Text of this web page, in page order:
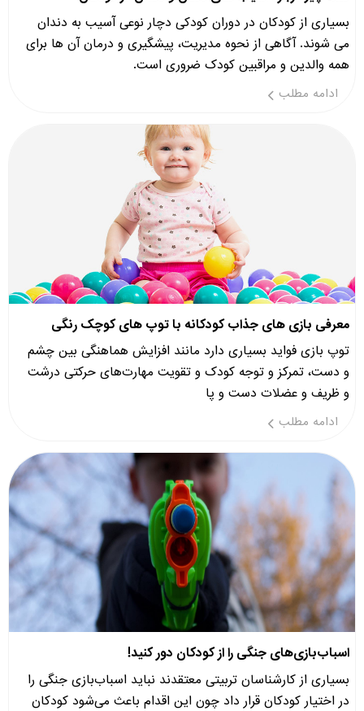
بسیاری از کودکان در دوران کودکی دچار نوعی آسیب به دندان
می شوند. آگاهی از نحوه مدیریت، پیشگیری و درمان آن ها برای
همه والدین و مراقبین کودک ضروری است.
ادامه مطلب
معرفی بازی های جذاب کودکانه با توپ های کوچک رنگی
توپ بازی فواید بسیاری دارد مانند افزایش هماهنگی بین چشم
و دست، تمرکز و توجه کودک و تقویت مهارت‌های حرکتی درشت
و ظریف و عضلات دست و پا
ادامه مطلب
اسباب‌بازی‌های جنگی را از کودکان دور کنید!
بسیاری از کارشناسان تربیتی معتقدند نباید اسباب‌بازی جنگی را
در اختیار کودکان قرار داد چون این اقدام باعث می‌شود کودکان